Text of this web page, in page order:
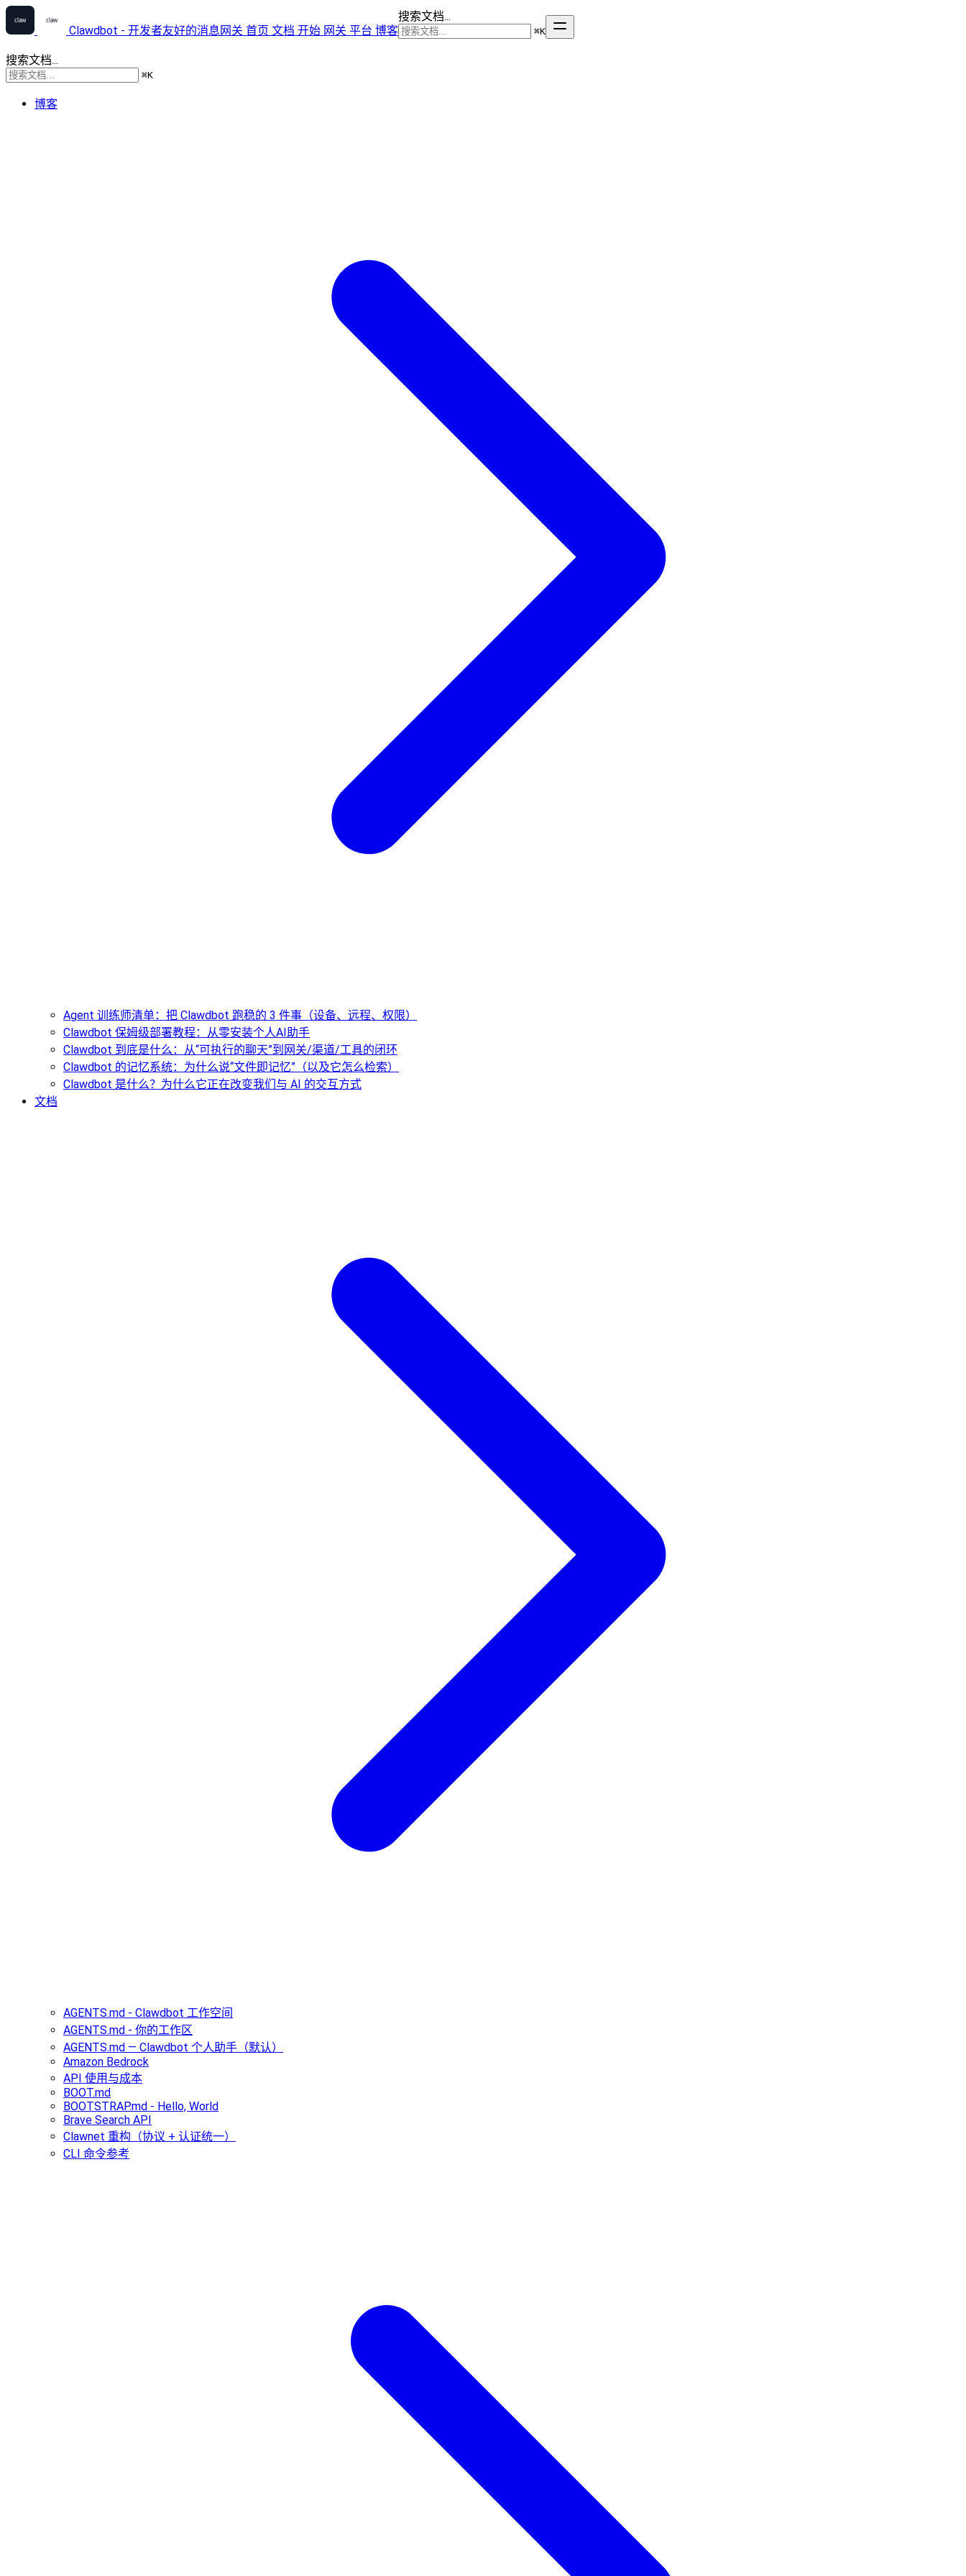
Clawdbot - 开发者友好的消息网关 首页 文档 开始 网关 平台 博客
搜索文档...
⌘K
搜索文档...
⌘K
博客
Agent 训练师清单：把 Clawdbot 跑稳的 3 件事（设备、远程、权限）
Clawdbot 保姆级部署教程：从零安装个人AI助手
Clawdbot 到底是什么：从“可执行的聊天”到网关/渠道/工具的闭环
Clawdbot 的记忆系统：为什么说“文件即记忆”（以及它怎么检索）
Clawdbot 是什么？为什么它正在改变我们与 AI 的交互方式
文档
AGENTS.md - Clawdbot 工作空间
AGENTS.md - 你的工作区
AGENTS.md — Clawdbot 个人助手（默认）
Amazon Bedrock
API 使用与成本
BOOT.md
BOOTSTRAP.md - Hello, World
Brave Search API
Clawnet 重构（协议 + 认证统一）
CLI 命令参考